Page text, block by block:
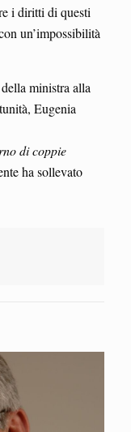
i diritti di questi
un’impossibilità
ministra alla
Eugenia
di coppie
ha sollevato